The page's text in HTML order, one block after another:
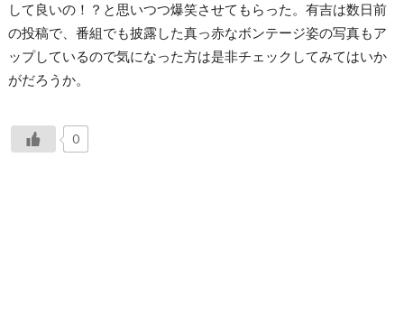
して良いの！？と思いつつ爆笑させてもらった。有吉は数日前
の投稿で、番組でも披露した真っ赤なボンテージ姿の写真もア
ップしているので気になった方は是非チェックしてみてはいか
がだろうか。
0